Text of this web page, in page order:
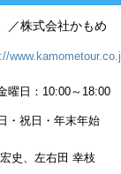
／株式会社かもめ
曜日：10:00～18:00
・祝日・年末年始
史、左右田 幸枝